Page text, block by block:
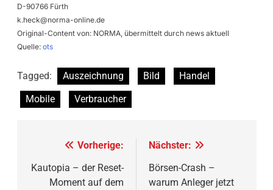
D-90766 Fürth
k.heck@norma-online.de
Original-Content von: NORMA, übermittelt durch news aktuell
Quelle: ots
Tagged: Auszeichnung Bild
Handel
Mobile
Verbraucher
Beitragsnavigation
Vorherige:
Kautopia – der Reset-
Moment auf dem
Nächster:
Börsen-Crash –
warum Anleger jetzt